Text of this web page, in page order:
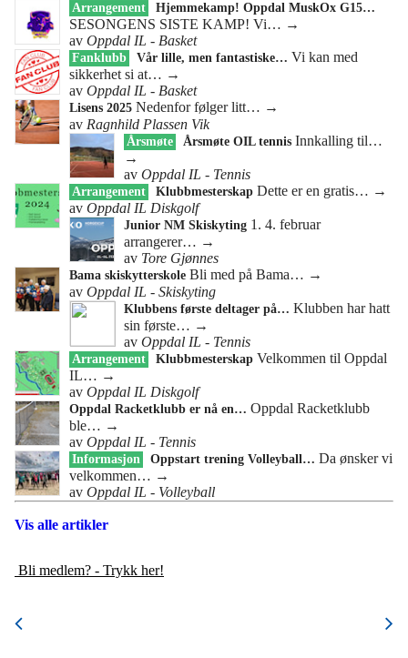
Arrangement Hjemmekamp! Oppdal MuskOx G15…
SESONGENS SISTE KAMP! Vi… →
av Oppdal IL - Basket
Fanklubb Vår lille, men fantastiske… Vi kan med
sikkerhet si at… →
av Oppdal IL - Basket
Lisens 2025 Nedenfor følger litt… →
av Ragnhild Plassen Vik
Årsmøte Årsmøte OIL tennis Innkalling til…
→
av Oppdal IL - Tennis
Arrangement Klubbmesterskap Dette er en gratis… →
av Oppdal IL Diskgolf
Junior NM Skiskyting 1. 4. februar
arrangerer… →
av Tore Gjønnes
Bama skiskytterskole Bli med på Bama… →
av Oppdal IL - Skiskyting
Klubbens første deltager på… Klubben har hatt
sin første… →
av Oppdal IL - Tennis
Arrangement Klubbmesterskap Velkommen til Oppdal
IL… →
av Oppdal IL Diskgolf
Oppdal Racketklubb er nå en… Oppdal Racketklubb
ble… →
av Oppdal IL - Tennis
Informasjon Oppstart trening Volleyball… Da ønsker vi
velkommen… →
av Oppdal IL - Volleyball
Vis alle artikler
Bli medlem? - Trykk her!